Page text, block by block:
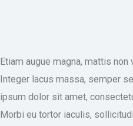
Etiam augue magna, mattis
Integer lacus massa, semper
ipsum dolor sit amet,
Morbi eu tortor iaculis,